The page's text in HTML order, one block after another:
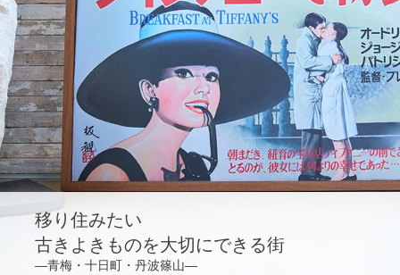
移り住みたい
古きよきものを大切にできる街
―青梅・十日町・丹波篠山―